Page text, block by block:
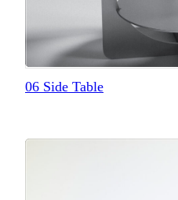
06 Side Table